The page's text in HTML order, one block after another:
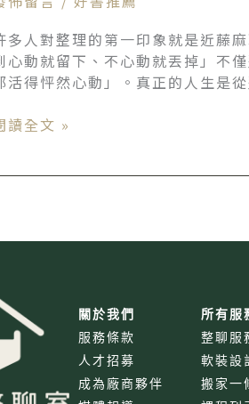
多人對整理的第一印象就是近藤
心動就留下、不心動就丟掉」不
活得怦然心動」。真正的人生是
，
讀全文 »
關於我們
服務條款
人才招募
成為廠商夥伴
所有服
整聊服
軟裝設
搬家一